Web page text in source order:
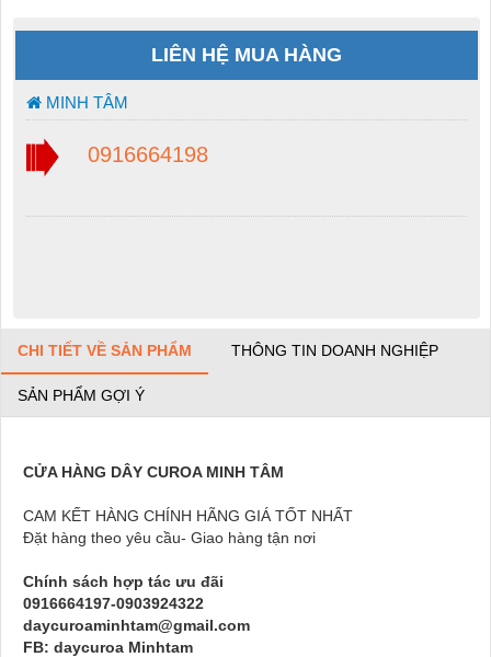
LIÊN HỆ MUA HÀNG
MINH TÂM
0916664198
CHI TIẾT VỀ SẢN PHẨM THÔNG TIN DOANH NGHIỆP
SẢN PHẨM GỢI Ý
CỬA HÀNG DÂY CUROA MINH TÂM
CAM KẾT HÀNG CHÍNH HÃNG GIÁ TỐT NHẤT
Đặt hàng theo yêu cầu- Giao hàng tận nơi
Chính sách hợp tác ưu đãi
0916664197-0903924322
daycuroaminhtam@gmail.com
FB: daycuroa Minhtam